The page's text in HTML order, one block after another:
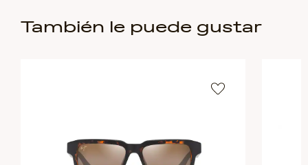
También le puede gustar